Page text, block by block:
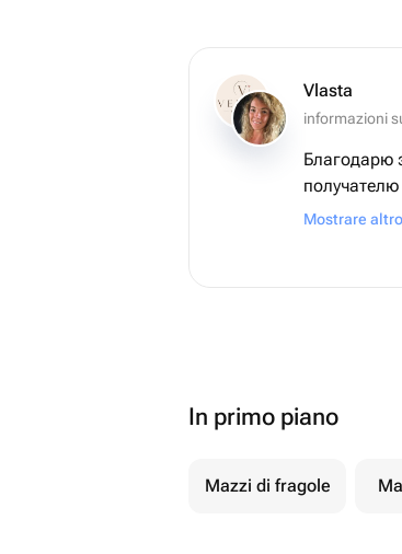
Vlasta
informazioni
Благодарю
вопрос по
Mostrare altro
In primo piano
Mazzi di fragole